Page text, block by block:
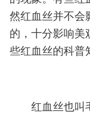
然红血丝并不会
的，十分影响美
些红血丝的科普
红血丝也叫毛